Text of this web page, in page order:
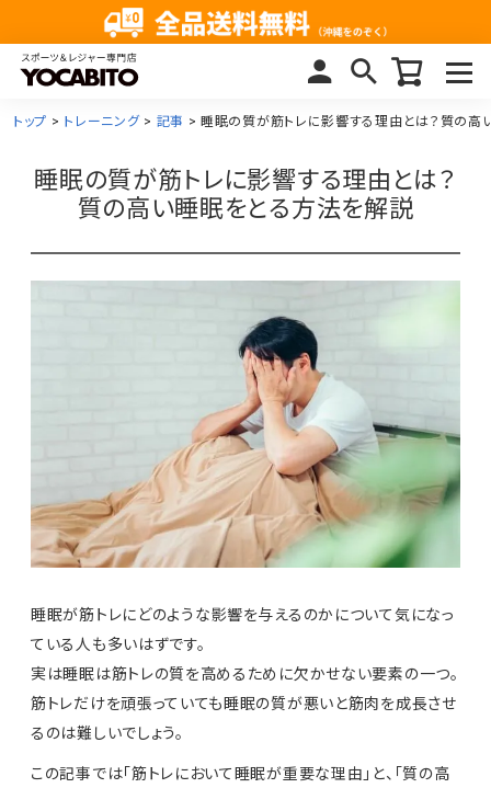
トップ トレーニング 記事 睡眠の質が筋トレに影響する理由とは？質の高
睡眠の質が筋トレに影響する理由とは？
質の高い睡眠をとる方法を解説
睡眠が筋トレにどのような影響を与えるのかについて気になっ
ている人も多いはずです。
実は睡眠は筋トレの質を高めるために欠かせない要素の一つ。
筋トレだけを頑張っていても睡眠の質が悪いと筋肉を成長させ
るのは難しいでしょう。
この記事では「筋トレにおいて睡眠が重要な理由」と、「質の高